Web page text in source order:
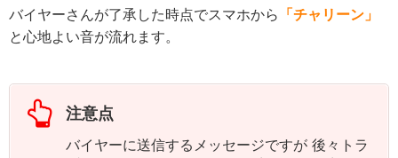
バイヤーさんが了承した時点でスマホから 「チャリーン」
と心地よい音が流れます。
注意点
バイヤーに送信するメッセージですが 後々トラ